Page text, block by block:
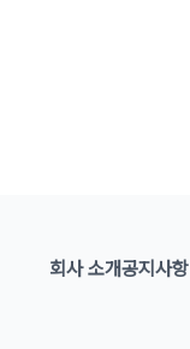
회사 소개공지사항